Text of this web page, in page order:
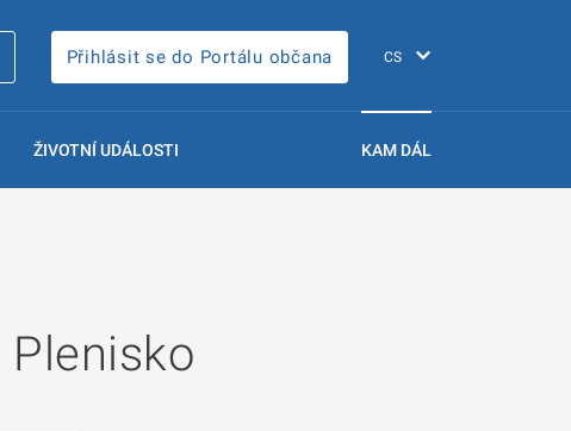
Přihlásit se do Portálu občana
ŽIVOTNÍ UDÁLOSTI KAM DÁL
Plenisko